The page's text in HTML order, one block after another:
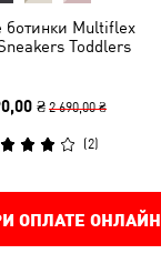
ботинки Multiflex
Toddlers
₴ 2 690,00 ₴
(2)
ОПЛАТЕ ОНЛАЙН